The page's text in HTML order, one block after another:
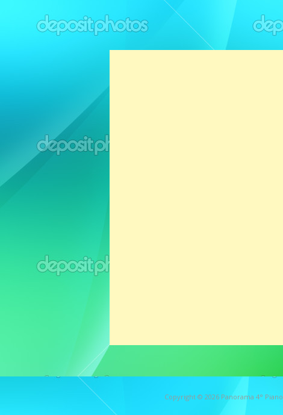
Copyright © 2026 Panorama 4° Piano